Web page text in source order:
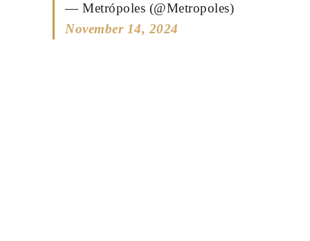
— Metrópoles (@Metropoles)
November 14, 2024